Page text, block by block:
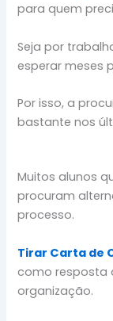
para quem
Seja por
esperar meses
Por isso, a
bastante nos
Muitos alunos
procuram
processo.
Tirar Carta de
como resposta
organização.